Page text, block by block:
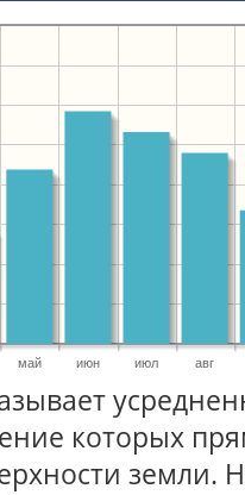
май июн июл авг
которых
земли.